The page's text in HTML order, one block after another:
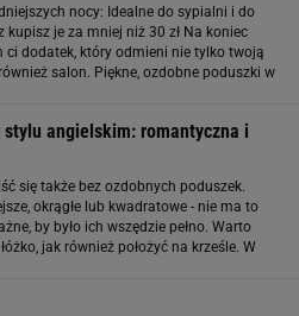
nocy: Idealne do sypialni i do
kupisz je za mniej niż 30 zł Na koniec
ci dodatek, który odmieni nie tylko twoją
salon. Piękne, ozdobne poduszki w
angielskim: romantyczna i
się także bez ozdobnych poduszek.
okrągłe lub kwadratowe - nie ma to
by było ich wszędzie pełno. Warto
jak również położyć na krześle. W